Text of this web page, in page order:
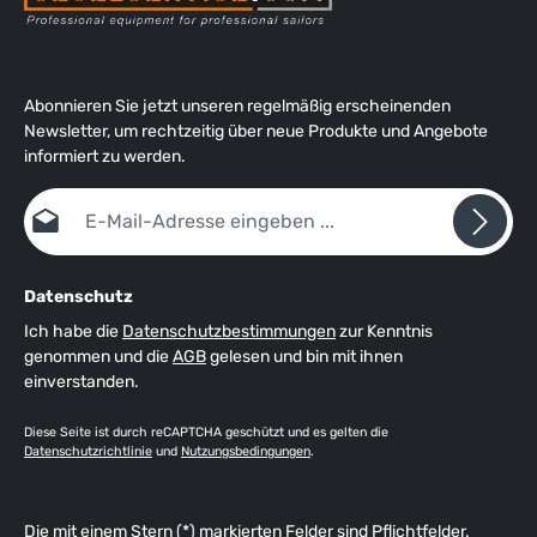
Abonnieren Sie jetzt unseren regelmäßig erscheinenden
Newsletter, um rechtzeitig über neue Produkte und Angebote
informiert zu werden.
E-Mail-Adresse*
Datenschutz
Ich habe die Datenschutzbestimmungenzur Kenntnis
genommen und dieAGBgelesen und bin mit ihnen
einverstanden.
Diese Seite ist durch reCAPTCHA geschützt und es gelten die
Datenschutzrichtlinie und Nutzungsbedingungen.
Die mit einem Stern (*) markierten Felder sind Pflichtfelder.